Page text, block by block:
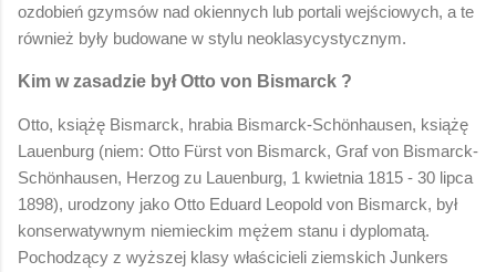
ozdobień gzymsów nad okiennych lub portali wejściowych, a te
również były budowane w stylu neoklasycystycznym.
Kim w zasadzie był Otto von Bismarck ?
Otto, książę Bismarck, hrabia Bismarck-Schönhausen, książę
Lauenburg (niem: Otto Fürst von Bismarck, Graf von Bismarck-
Schönhausen, Herzog zu Lauenburg, 1 kwietnia 1815 - 30 lipca
1898), urodzony jako Otto Eduard Leopold von Bismarck, był
konserwatywnym niemieckim mężem stanu i dyplomatą.
Pochodzący z wyższej klasy właścicieli ziemskich Junkers